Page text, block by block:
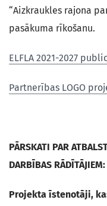
“Aizkraukles rajona
pasākuma rīkošanu.
ELFLA 2021-2027
Partnerības LOGO
PĀRSKATI PAR
DARBĪBAS RĀDĪTĀJIEM:
Projekta īstenotāji,